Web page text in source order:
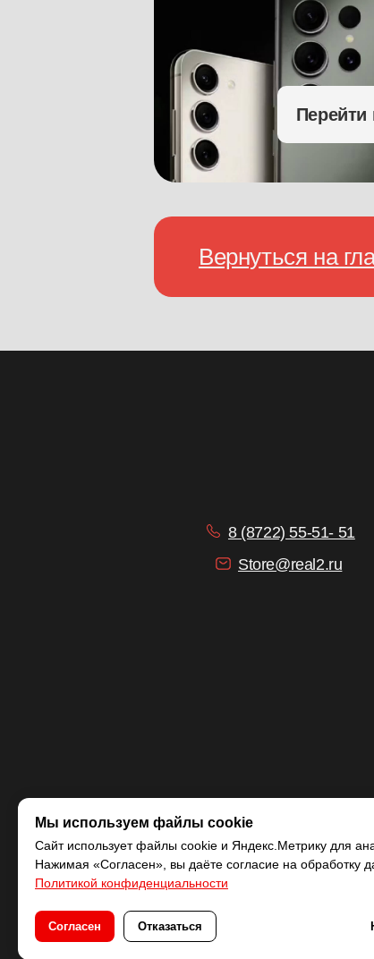
Мы используем файлы cookie
Сайт использует файлы cookie и Яндекс.Метрику для
Нажимая «Согласен», вы даёте согласие на обработку
Политикой конфиденциальности
Согласен Отказаться
Перейти
Вернуться на
Store@real2.ru
8 (8722) 55-51- 51